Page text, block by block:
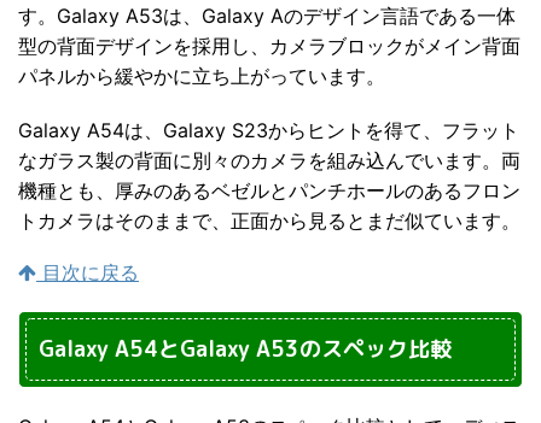
す。Galaxy A53は、Galaxy Aのデザイン言語である一体
型の背面デザインを採用し、カメラブロックがメイン背面
パネルから緩やかに立ち上がっています。
Galaxy A54は、Galaxy S23からヒントを得て、フラット
なガラス製の背面に別々のカメラを組み込んでいます。両
機種とも、厚みのあるベゼルとパンチホールのあるフロン
トカメラはそのままで、正面から見るとまだ似ています。
目次に戻る
Galaxy A54とGalaxy A53のスペック比較